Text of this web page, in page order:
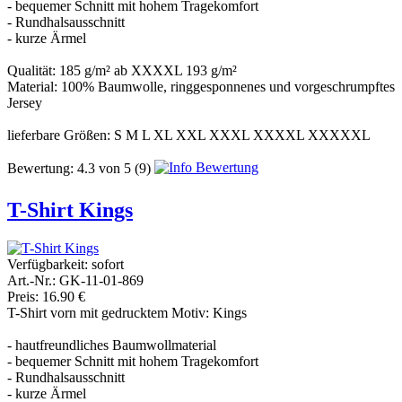
- bequemer Schnitt mit hohem Tragekomfort
- Rundhalsausschnitt
- kurze Ärmel
Qualität: 185 g/m² ab XXXXL 193 g/m²
Material: 100% Baumwolle, ringgesponnenes und vorgeschrumpftes
Jersey
lieferbare Größen: S M L XL XXL XXXL XXXXL XXXXXL
Bewertung: 4.3 von 5 (9)
T-Shirt Kings
Verfügbarkeit: sofort
Art.-Nr.: GK-11-01-869
Preis: 16.90 €
T-Shirt vorn mit gedrucktem Motiv: Kings
- hautfreundliches Baumwollmaterial
- bequemer Schnitt mit hohem Tragekomfort
- Rundhalsausschnitt
- kurze Ärmel